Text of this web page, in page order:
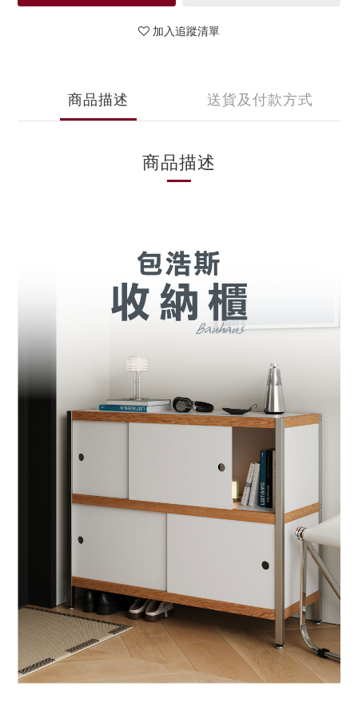
加入追蹤清單
商品描述 送貨及付款方式
商品描述